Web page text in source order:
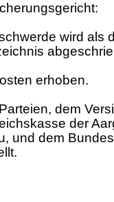
wird als
erhoben.
dem
der
und dem